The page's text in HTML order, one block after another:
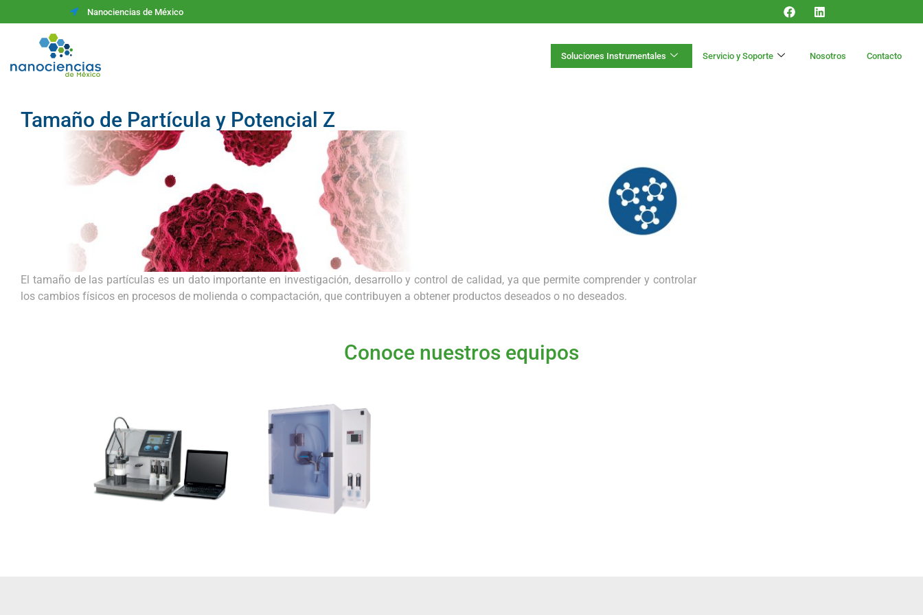
Nanociencias de México
Soluciones Instrumentales Servicio y Soporte Nosotros Contacto
Tamaño de Partícula y Potencial Z
El tamaño de las partículas es un dato importante en investigación, desarrollo y control de calidad, ya que permite comprender y controlar
los cambios físicos en procesos de molienda o compactación, que contribuyen a obtener productos deseados o no deseados.
Conoce nuestros equipos
ZetaProbe
Más información
Acoustosizer IIS
Más información